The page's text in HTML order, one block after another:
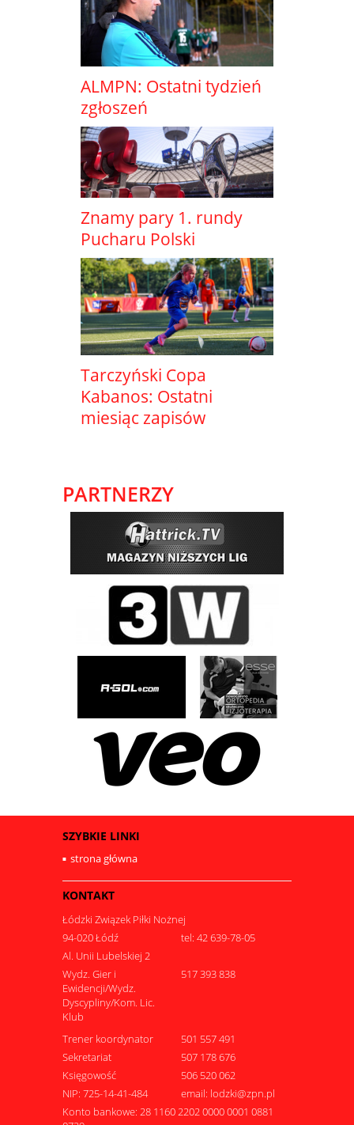
ALMPN: Ostatni tydzień
zgłoszeń
Znamy pary 1. rundy
Pucharu Polski
Tarczyński Copa
Kabanos: Ostatni
miesiąc zapisów
PARTNERZY
SZYBKIE LINKI
strona główna
KONTAKT
Łódzki Związek Piłki Nożnej
94-020 Łódź
tel: 42 639-78-05
Al. Unii Lubelskiej 2
Wydz. Gier i
Ewidencji/Wydz.
Dyscypliny/Kom. Lic.
Klub
517 393 838
Trener koordynator
501 557 491
Sekretariat
507 178 676
Księgowość
506 520 062
NIP: 725-14-41-484
email: lodzki@zpn.pl
Konto bankowe: 28 1160 2202 0000 0001 0881